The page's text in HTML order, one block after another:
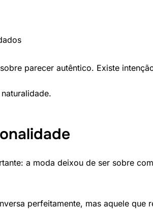
parecer autêntico. Existe
a moda deixou de ser sobre
perfeitamente, mas aquele que